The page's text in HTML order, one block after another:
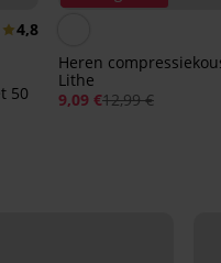
4,8
50
Heren
Lithe
9,09 €12,99 €